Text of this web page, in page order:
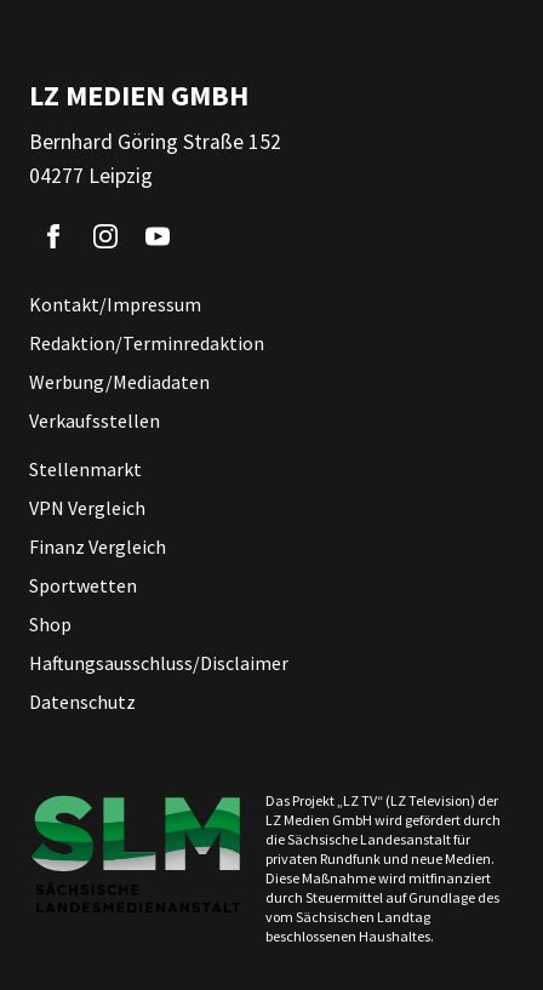
LZ MEDIEN GMBH
Bernhard Göring Straße 152
04277 Leipzig
Kontakt/Impressum
Redaktion/Terminredaktion
Werbung/Mediadaten
Verkaufsstellen
Stellenmarkt
VPN Vergleich
Finanz Vergleich
Sportwetten
Shop
Haftungsausschluss/Disclaimer
Datenschutz
Das Projekt „LZ TV“ (LZ Television) der
LZ Medien GmbH wird gefördert durch
die Sächsische Landesanstalt für
privaten Rundfunk und neue Medien.
Diese Maßnahme wird mitfinanziert
durch Steuermittel auf Grundlage des
vom Sächsischen Landtag
beschlossenen Haushaltes.